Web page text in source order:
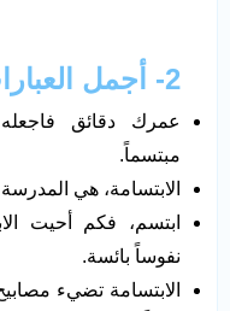
2- أجمل العبارات عن الابتسامة
عمرك دقائق فاجعله
مبتسماً.
الابتسامة، هي
ابتسم، فكم أحيت
نفوساً بائسة.
الابتسامة تضيء